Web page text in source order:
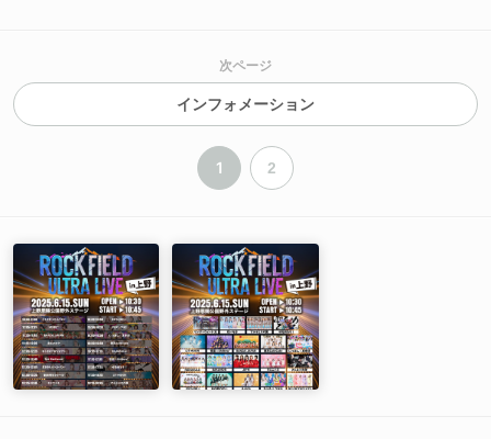
次ページ
インフォメーション
1 2